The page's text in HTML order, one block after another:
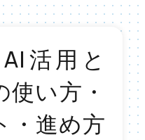
活用と
い方・
・進め方